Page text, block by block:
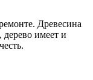
Древесина
имеет и